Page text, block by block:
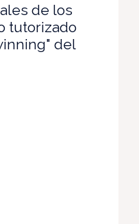
de los
tutorizado
del